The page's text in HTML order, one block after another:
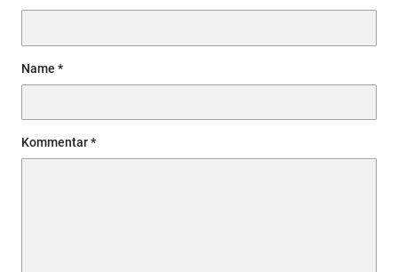
Name
Kommentar